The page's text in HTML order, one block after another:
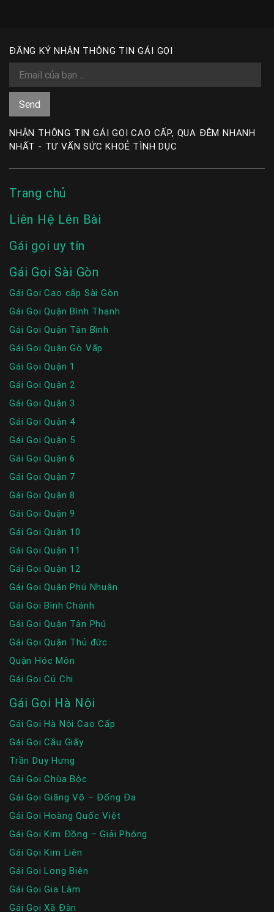
ĐĂNG KÝ NHẬN THÔNG TIN GÁI GỌI
NHẬN THÔNG TIN GÁI GỌI CAO CẤP, QUA ĐÊM NHANH
NHẤT - TƯ VẤN SỨC KHOẺ TÌNH DỤC
Trang chủ
Liên Hệ Lên Bài
Gái gọi uy tín
Gái Gọi Sài Gòn
Gái Gọi Cao cấp Sài Gòn
Gái Gọi Quận Bình Thạnh
Gái Gọi Quận Tân Bình
Gái Gọi Quận Gò Vấp
Gái Gọi Quận 1
Gái Gọi Quận 2
Gái Gọi Quận 3
Gái Gọi Quận 4
Gái Gọi Quận 5
Gái Gọi Quận 6
Gái Gọi Quận 7
Gái Gọi Quận 8
Gái Gọi Quận 9
Gái Gọi Quận 10
Gái Gọi Quận 11
Gái Gọi Quận 12
Gái Gọi Quận Phú Nhuận
Gái Gọi Bình Chánh
Gái Gọi Quận Tân Phú
Gái Gọi Quận Thủ đức
Quận Hóc Môn
Gái Gọi Củ Chi
Gái Gọi Hà Nội
Gái Gọi Hà Nội Cao Cấp
Gái Gọi Cầu Giấy
Trần Duy Hưng
Gái Gọi Chùa Bộc
Gái Gọi Giãng Võ – Đống Đa
Gái Gọi Hoàng Quốc Việt
Gái Gọi Kim Đồng – Giải Phóng
Gái Gọi Kim Liên
Gái Gọi Long Biên
Gái Gọi Gia Lâm
Gái Gọi Xã Đàn